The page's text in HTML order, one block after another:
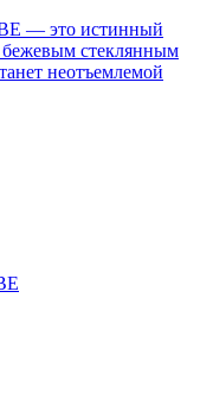
— это истинный
стеклянным
неотъемлемой